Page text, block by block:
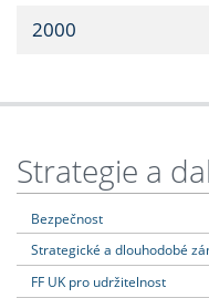
2000
Strategie a
Bezpečnost
Strategické a dlouhodobé
FF UK pro udržitelnost